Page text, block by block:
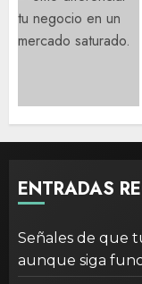
ENTRADAS
Señales de que
aunque siga